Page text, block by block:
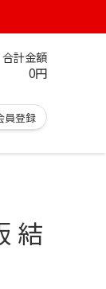
合計金額
0円
員登録
結